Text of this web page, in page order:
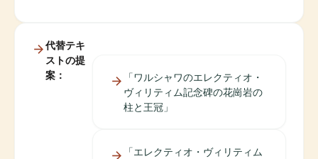
代替テキ
ストの提
案：
「ワルシャワのエレクティオ・
ヴィリティム記念碑の花崗岩の
柱と王冠」
「エレクティオ・ヴィリティム